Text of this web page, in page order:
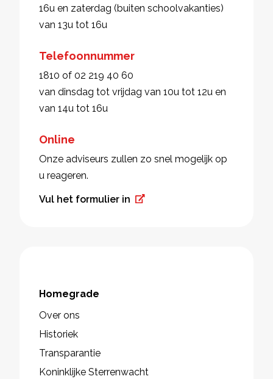
16u en zaterdag (buiten schoolvakanties)
van 13u tot 16u
Telefoonnummer
1810 of 02 219 40 60
van dinsdag tot vrijdag van 10u tot 12u en
van 14u tot 16u
Online
Onze adviseurs zullen zo snel mogelijk op
u reageren.
Vul het formulier in
Homegrade
Over ons
Historiek
Transparantie
Koninklijke Sterrenwacht